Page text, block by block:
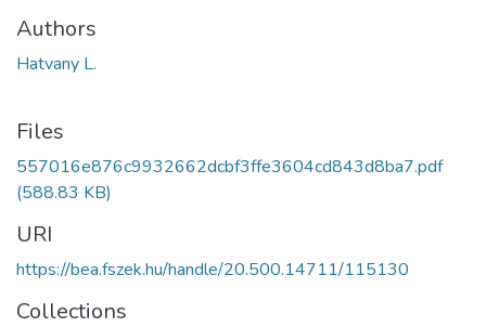
Authors
Hatvany L.
Files
557016e876c9932662dcbf3ffe3604cd843d8ba7.pdf
(588.83 KB)
URI
https://bea.fszek.hu/handle/20.500.14711/115130
Collections